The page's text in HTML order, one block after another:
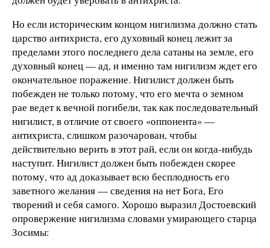
Но если историческим концом нигилизма должно стать
царство антихриста, его духовный конец лежит за
пределами этого последнего дела сатаны на земле, его
духовный конец — ад, и именно там нигилизм ждет его
окончательное поражение. Нигилист должен быть
побежден не только потому, что его мечта о земном
рае ведет к вечной погибели, так как последовательный
нигилист, в отличие от своего «оппонента» —
антихриста, слишком разочарован, чтобы
действительно верить в этот рай, если он когда-нибудь
наступит. Нигилист должен быть побежден скорее
потому, что ад доказывает всю бесплодность его
заветного желания — сведения на нет Бога, Его
творений и себя самого. Хорошо выразил Достоевский
опровержение нигилизма словами умирающего старца
Зосимы: